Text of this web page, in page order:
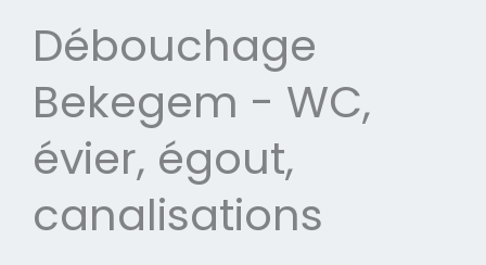
Débouchage
Bekegem - WC,
évier, égout,
canalisations